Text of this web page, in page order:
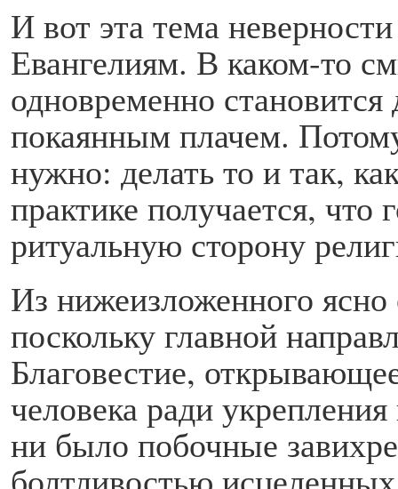
И вот эта тема
Евангелиям. В каком-то
одновременно
покаянным плачем.
нужно: делать то и так,
практике получается, что
ритуальную сторону
Из нижеизложенного
поскольку главной
Благовестие,
человека ради
ни было побочные